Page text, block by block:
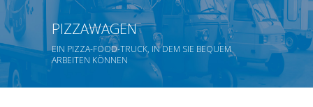
PIZZAWAGEN
EIN PIZZA-FOOD-TRUCK, IN DEM SIE BEQUEM
ARBEITEN KÖNNEN